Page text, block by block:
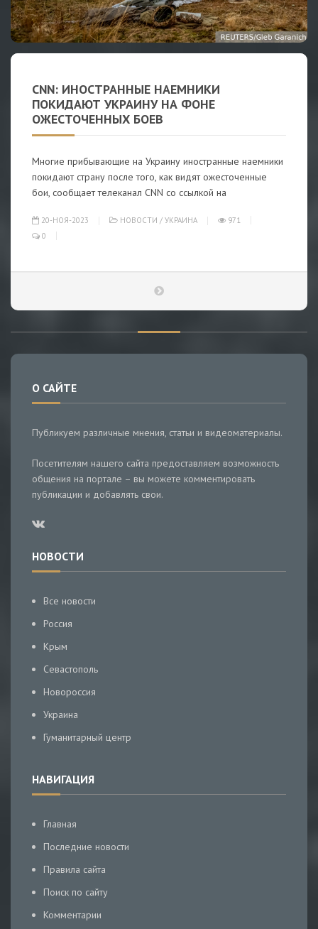
CNN: ИНОСТРАННЫЕ НАЕМНИКИ
ПОКИДАЮТ УКРАИНУ НА ФОНЕ
ОЖЕСТОЧЕННЫХ БОЕВ
Многие прибывающие на Украину иностранные наемники
покидают страну после того, как видят ожесточенные
бои, сообщает телеканал CNN со ссылкой на
20-НОЯ-2023 НОВОСТИ / УКРАИНА
971
0
О САЙТЕ
Публикуем различные мнения, статьи и видеоматериалы.
Посетителям нашего сайта предоставляем возможность
общения на портале – вы можете комментировать
публикации и добавлять свои.
НОВОСТИ
Все новости
Россия
Крым
Севастополь
Новороссия
Украина
Гуманитарный центр
НАВИГАЦИЯ
Главная
Последние новости
Правила сайта
Поиск по сайту
Комментарии